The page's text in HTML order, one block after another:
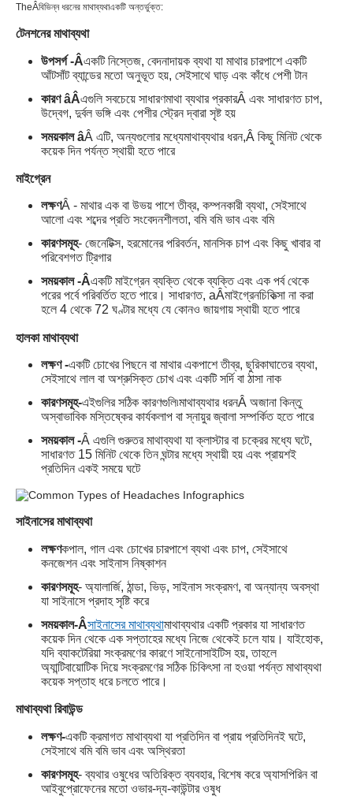
TheÂবিভিন্ন ধরনের মাথাব্যথাএকটি অন্তর্ভুক্ত:
টেনশনের মাথাব্যথা
উপসর্গ -Âএকটি নিস্তেজ, বেদনাদায়ক ব্যথা যা মাথার চারপাশে একটি
আঁটসাঁট ব্যান্ডের মতো অনুভূত হয়, সেইসাথে ঘাড় এবং কাঁধে পেশী টান
কারণ âÂএগুলি সবচেয়ে সাধারণমাথা ব্যথার প্রকারÂ এবং সাধারণত চাপ,
উদ্বেগ, দুর্বল ভঙ্গি এবং পেশীর স্ট্রেন দ্বারা সৃষ্ট হয়
সময়কাল âÂ এটি, অন্যগুলোর মধ্যেমাথাব্যথার ধরন,Â কিছু মিনিট থেকে
কয়েক দিন পর্যন্ত স্থায়ী হতে পারে
মাইগ্রেন
লক্ষণÂ - মাথার এক বা উভয় পাশে তীব্র, কম্পনকারী ব্যথা, সেইসাথে
আলো এবং শব্দের প্রতি সংবেদনশীলতা, বমি বমি ভাব এবং বমি
কারণসমূহ- জেনেটিক্স, হরমোনের পরিবর্তন, মানসিক চাপ এবং কিছু খাবার বা
পরিবেশগত ট্রিগার
সময়কাল -Âএকটি মাইগ্রেন ব্যক্তি থেকে ব্যক্তি এবং এক পর্ব থেকে
পরের পর্বে পরিবর্তিত হতে পারে। সাধারণত, aÂমাইগ্রেনচিকিত্সা না করা
হলে 4 থেকে 72 ঘণ্টার মধ্যে যে কোনও জায়গায় স্থায়ী হতে পারে
হালকা মাথাব্যথা
লক্ষণ -একটি চোখের পিছনে বা মাথার একপাশে তীব্র, ছুরিকাঘাতের ব্যথা,
সেইসাথে লাল বা অশ্রুসিক্ত চোখ এবং একটি সর্দি বা ঠাসা নাক
কারণসমূহ-এইগুলির সঠিক কারণগুলি৷মাথাব্যথার ধরনÂ অজানা কিন্তু
অস্বাভাবিক মস্তিষ্কের কার্যকলাপ বা স্নায়ুর জ্বালা সম্পর্কিত হতে পারে
সময়কাল -Â এগুলি গুরুতর মাথাব্যথা যা ক্লাস্টার বা চক্রের মধ্যে ঘটে,
সাধারণত 15 মিনিট থেকে তিন ঘন্টার মধ্যে স্থায়ী হয় এবং প্রায়শই
প্রতিদিন একই সময়ে ঘটে
সাইনাসের মাথাব্যথা
লক্ষণকপাল, গাল এবং চোখের চারপাশে ব্যথা এবং চাপ, সেইসাথে
কনজেশন এবং সাইনাস নিষ্কাশন
কারণসমূহ- অ্যালার্জি, ঠান্ডা, ভিড়, সাইনাস সংক্রমণ, বা অন্যান্য অবস্থা
যা সাইনাসে প্রদাহ সৃষ্টি করে
সময়কাল-Âসাইনাসের মাথাব্যথামাথাব্যথার একটি প্রকার যা সাধারণত
কয়েক দিন থেকে এক সপ্তাহের মধ্যে নিজে থেকেই চলে যায়। যাইহোক,
যদি ব্যাকটেরিয়া সংক্রমণের কারণে সাইনোসাইটিস হয়, তাহলে
অ্যান্টিবায়োটিক দিয়ে সংক্রমণের সঠিক চিকিৎসা না হওয়া পর্যন্ত মাথাব্যথা
কয়েক সপ্তাহ ধরে চলতে পারে।
মাথাব্যথা রিবাউন্ড
লক্ষণ-একটি ক্রমাগত মাথাব্যথা যা প্রতিদিন বা প্রায় প্রতিদিনই ঘটে,
সেইসাথে বমি বমি ভাব এবং অস্থিরতা
কারণসমূহ- ব্যথার ওষুধের অতিরিক্ত ব্যবহার, বিশেষ করে অ্যাসপিরিন বা
আইবুপ্রোফেনের মতো ওভার-দ্য-কাউন্টার ওষুধ